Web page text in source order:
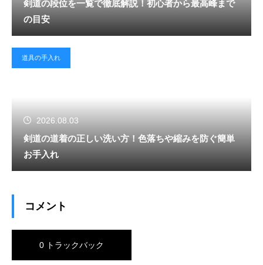
剣道の段位を一覧で徹底解説！初心者から最高峰まで
の目安
道具の手入れ
2026.08.03
剣道の道着の正しい洗い方！色落ちや縮みを防ぐ簡単
お手入れ
コメント
0 トラックバック